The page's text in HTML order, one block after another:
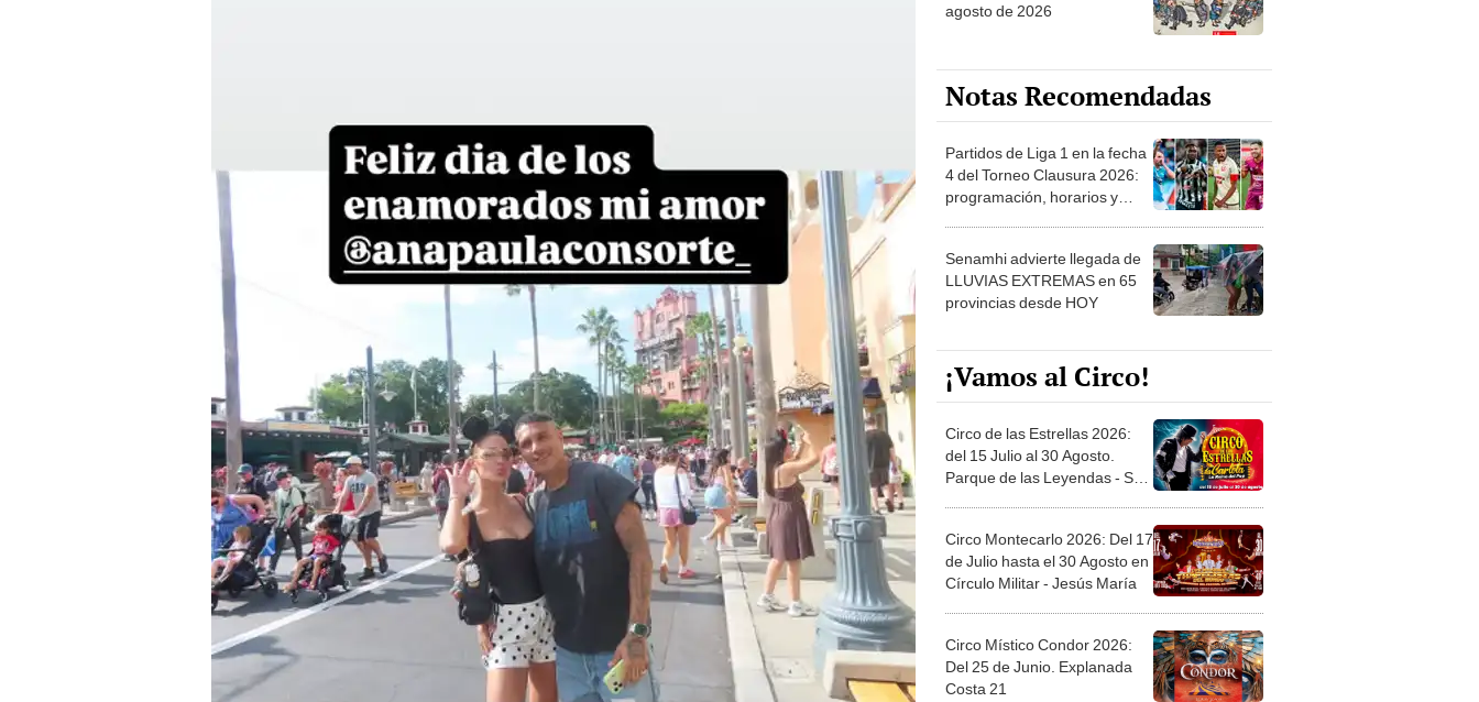
agosto de 2026
Notas Recomendadas
Partidos de Liga 1 en la fecha
4 del Torneo Clausura 2026:
programación, horarios y
Senamhi advierte llegada de
LLUVIAS EXTREMAS en 65
provincias desde HOY
¡Vamos al Circo!
Circo de las Estrellas 2026:
del 15 Julio al 30 Agosto.
Parque de las Leyendas - San
Circo Montecarlo 2026: Del 17
de Julio hasta el 30 Agosto en
Círculo Militar - Jesús María
Circo Místico Condor 2026:
Del 25 de Junio. Explanada
Costa 21